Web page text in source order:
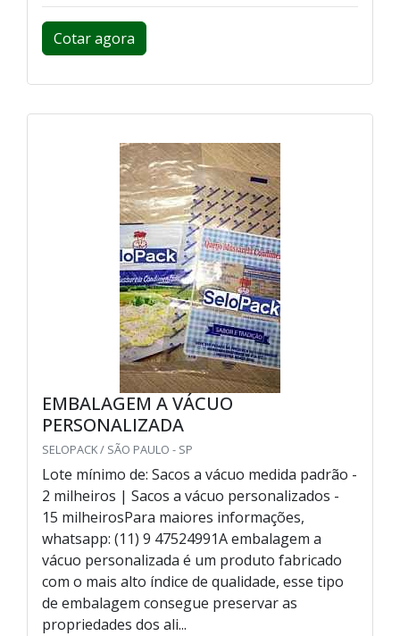
Cotar agora
EMBALAGEM A VÁCUO
PERSONALIZADA
SELOPACK / SÃO PAULO - SP
Lote mínimo de: Sacos a vácuo medida padrão -
2 milheiros | Sacos a vácuo personalizados -
15 milheirosPara maiores informações,
whatsapp: (11) 9 47524991A embalagem a
vácuo personalizada é um produto fabricado
com o mais alto índice de qualidade, esse tipo
de embalagem consegue preservar as
propriedades dos ali...